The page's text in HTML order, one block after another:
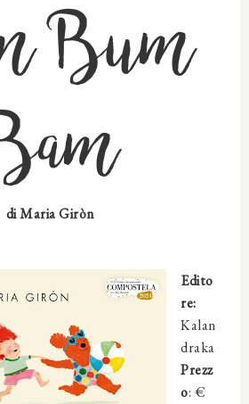
Bum
diMaria Giròn
Edito
re:
Kalan
draka
Prezz
o: €